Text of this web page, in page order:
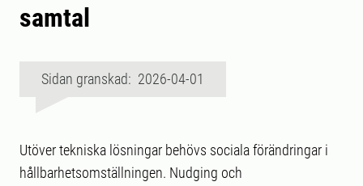
samtal
Sidan granskad: 2026-04-01
Utöver tekniska lösningar behövs sociala förändringar i
hållbarhetsomställningen. Nudging och